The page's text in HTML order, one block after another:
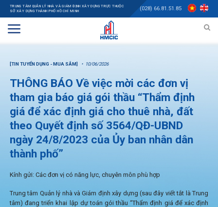
TRUNG TÂM QUẢN LÝ NHÀ VÀ GIÁM ĐỊNH XÂY DỰNG TRỰC THUỘC
SỞ XÂY DỰNG THÀNH PHỐ HỒ CHÍ MINH
(028) 66.81.51.85
[TIN TUYỂN DỤNG - MUA SẮM] 10/06/2026
THÔNG BÁO Về việc mời các đơn vị
tham gia báo giá gói thầu “Thẩm định
giá để xác định giá cho thuê nhà, đất
theo Quyết định số 3564/QĐ-UBND
ngày 24/8/2023 của Ủy ban nhân dân
thành phố”
Kính gửi: Các đơn vị có năng lực, chuyên môn phù hợp
Trung tâm Quản lý nhà và Giám định xây dựng (sau đây viết tắt là Trung
tâm) đang triển khai lập dự toán gói thầu “Thẩm định giá để xác định